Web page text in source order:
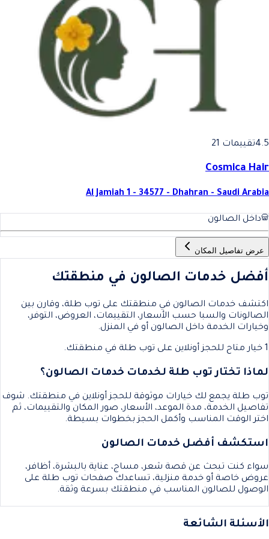
أفضل صالونات في المملكة
4.5تقييمات 21
Cosmica Hair
Al Jamiah 1 - 34577 - Dhahran - Saudi Arabia
داخل الصالون
عرض تفاصيل المكان
أفضل خدمات الصالون في منطقتك
اكتشف خدمات الصالون في منطقتك على توب طلة، وقارن بين
الصالونات والسبا حسب الأسعار، التقييمات، العروض، التوفر،
وخيارات الخدمة داخل الصالون أو في المنزل.
1 خيار متاح للحجز أونلاين على توب طلة في منطقتك.
لماذا تختار توب طلة لخدمات خدمات الصالون؟
توب طلة يجمع لك خيارات موثوقة للحجز أونلاين في منطقتك. شوف
تفاصيل الخدمة، مدة الموعد، الأسعار، صور المكان والتقييمات، ثم
اختر الوقت المناسب وأكمل الحجز بخطوات بسيطة.
استكشف أفضل خدمات الصالون
سواء كنت تبحث عن قصة شعر، مساج، عناية بالبشرة، أظافر،
عروض خاصة أو خدمة منزلية، تساعدك صفحات توب طلة على
الوصول للصالون المناسب في منطقتك بسرعة وثقة.
الأسئلة الشائعة